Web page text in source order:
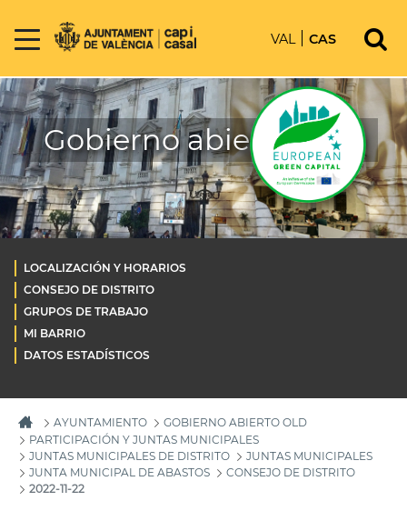
VAL CAS
Gobierno abierto OLD
LOCALIZACIÓN Y HORARIOS
CONSEJO DE DISTRITO
GRUPOS DE TRABAJO
MI BARRIO
DATOS ESTADÍSTICOS
AYUNTAMIENTO
GOBIERNO ABIERTO OLD
PARTICIPACIÓN Y JUNTAS MUNICIPALES
JUNTAS MUNICIPALES DE DISTRITO
JUNTAS MUNICIPALES
JUNTA MUNICIPAL DE ABASTOS
CONSEJO DE DISTRITO
2022-11-22